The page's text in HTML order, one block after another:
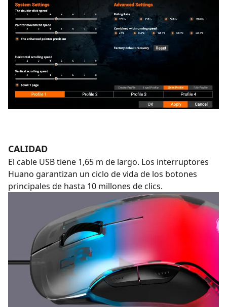
CALIDAD
El cable USB tiene 1,65 m de largo. Los interruptores
Huano garantizan un ciclo de vida de los botones
principales de hasta 10 millones de clics.